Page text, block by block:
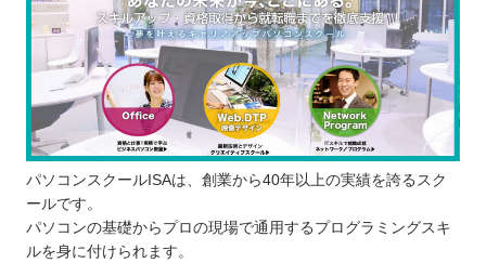
パソコンスクールISAは、創業から40年以上の実績を誇るスク
ールです。
パソコンの基礎からプロの現場で通用するプログラミングスキ
ルを身に付けられます。